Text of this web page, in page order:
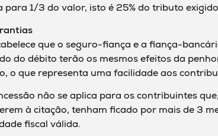
para 1/3 do valor, isto é 25% do tributo
que o seguro-fiança e a fiança-
do débito terão os mesmos efeitos da
o que representa uma facilidade aos
não se aplica para os contribuintes
à citação, tenham ficado por mais de 3
fiscal válida.